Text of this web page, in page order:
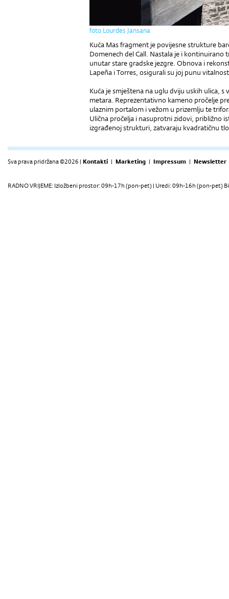
foto Lourdes Jansana
Kuća Mas fragment je povijesne strukture
Domenech del Call. Nastala je i kontinuirano
unutar stare gradske jezgre. Obnova i
Lapeña i Torres, osigurali su joj punu
Kuća je smještena na uglu dviju uskih ulica,
metara. Reprezentativno kameno pročelje
ulaznim portalom i vežom u prizemlju te
Ulična pročelja i nasuprotni zidovi, približno
izgrađenoj strukturi, zatvaraju kvadratičnu
Sva prava pridržana ©2026 | Kontakti | Marketing | Impressum | Newsletter
RADNO VRIJEME: Izložbeni prostor: 09h-17h (pon-pet) | Uredi: 09h-16h (pon-pet)